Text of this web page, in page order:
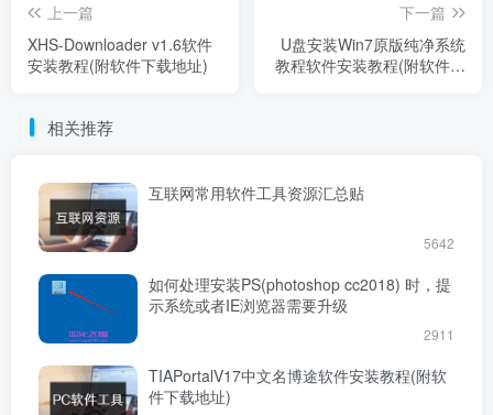
上一篇
XHS-Downloader v1.6软件
安装教程(附软件下载地址)
下一篇
U盘安装Win7原版纯净系统
教程软件安装教程(附软件下
相关推荐
互联网常用软件工具资源汇总贴
5642
如何处理安装PS(photoshop cc2018) 时，提
示系统或者IE浏览器需要升级
2911
TIAPortalV17中文名博途软件安装教程(附软
件下载地址)